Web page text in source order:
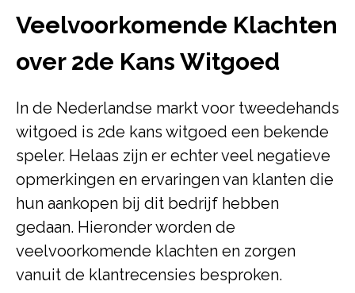
Veelvoorkomende Klachten
over 2de Kans Witgoed
In de Nederlandse markt voor tweedehands
witgoed is 2de kans witgoed een bekende
speler. Helaas zijn er echter veel negatieve
opmerkingen en ervaringen van klanten die
hun aankopen bij dit bedrijf hebben
gedaan. Hieronder worden de
veelvoorkomende klachten en zorgen
vanuit de klantrecensies besproken.